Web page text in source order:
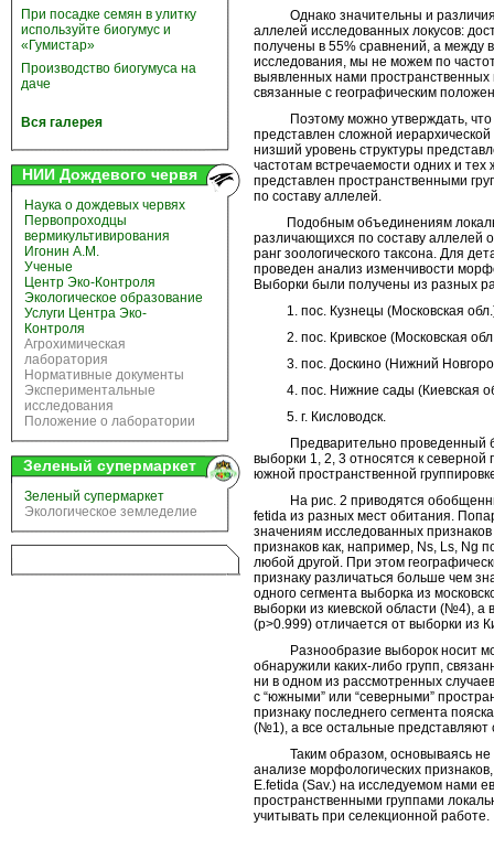
При посадке семян в улитку
используйте биогумус и
«Гумистар»
Производство биогумуса на
даче
Вся галерея
НИИ Дождевого червя
Наука о дождевых червях
Первопроходцы
вермикультивирования
Игонин А.М.
Ученые
Центр Эко-Контроля
Экологическое образование
Услуги Центра Эко-
Контроля
Агрохимическая
лаборатория
Нормативные документы
Экспериментальные
исследования
Положение о лаборатории
Зеленый супермаркет
Зеленый супермаркет
Экологическое земледелие
Однако значительны и различия
аллелей исследованных локусов:
получены в 55% сравнений, а между
исследования, мы не можем по
выявленных нами пространственных
связанные с географическим
Поэтому можно утверждать, что
представлен сложной
низший уровень структуры
частотам встречаемости одних и
представлен пространственными
по составу аллелей.
Подобным объединениям
различающихся по составу аллелей
ранг зоологического таксона. Для
проведен анализ изменчивости
Выборки были получены из разных
1. пос. Кузнецы (Московская
2. пос. Кривское (Московская
3. пос. Доскино (Нижний
4. пос. Нижние сады (Киевская
5. г. Кисловодск.
Предварительно проведенный
выборки 1, 2, 3 относятся к северной
южной пространственной
На рис. 2 приводятся
fetida из разных мест обитания.
значениям исследованных
признаков как, например, Ns, Ls, Ng
любой другой. При этом
признаку различаться больше чем
одного сегмента выборка из
выборки из киевской области (№4),
(р>0.999) отличается от выборки из
Разнообразие выборок носит
обнаружили каких-либо групп,
ни в одном из рассмотренных
с “южными” или “северными”
признаку последнего сегмента
(№1), а все остальные представляют
Таким образом, основываясь не
анализе морфологических
E.fetida (Sav.) на исследуемом нами
пространственными группами
учитывать при селекционной работе.